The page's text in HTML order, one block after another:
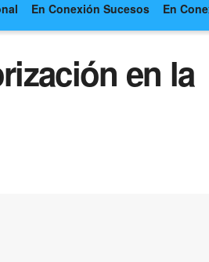
En Conexión Sucesos En
en la